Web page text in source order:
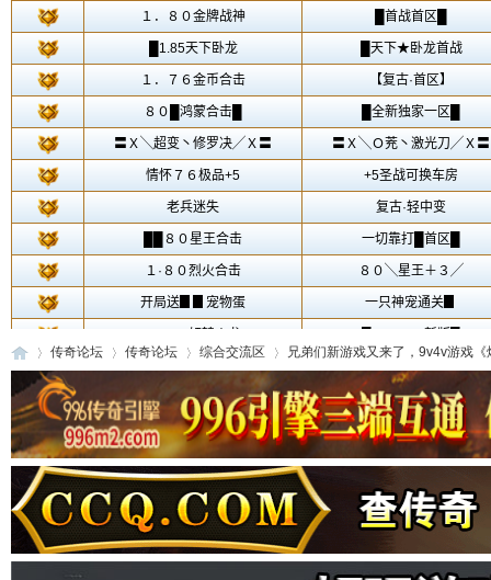
传 »
传奇论坛
›
传奇论坛 综合交流区
›
兄弟们新游戏又来了，9v4v游戏